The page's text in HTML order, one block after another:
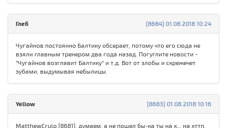
[8684] 01.08.2018 10:24
Глеб
Чугайнов постоянно Балтику обсерает, потому что его сюда не
взяли главным тренером два года назад. Погуглите новости -
"Чугайнов возглавит Балтику" и т.д. Вот от злобы и скрежечет
зубами, выдумывая небылицы.
[8683] 01.08.2018 10:16
Yellow
MatthewCrulp [8681], думаем, а не пошел бы-ка ты на х... на хттп,